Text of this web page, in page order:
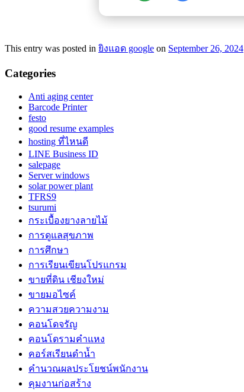
This entry was posted in ยิงแอด google on September 26, 2024
Categories
Anti aging center
Barcode Printer
festo
good resume examples
hosting ที่ไหนดี
LINE Business ID
salepage
Server windows
solar power plant
TFRS9
tsurumi
กระเบื้องยางลายไม้
การดูแลสุขภาพ
การศึกษา
การเรียนเขียนโปรแกรม
ขายที่ดิน เชียงใหม่
ขายมอไซค์
ความสวยความงาม
คอนโดจรัญ
คอนโดรามคำแหง
คอร์สเรียนดำน้ำ
คำนวณผลประโยชน์พนักงาน
คุมงานก่อสร้าง